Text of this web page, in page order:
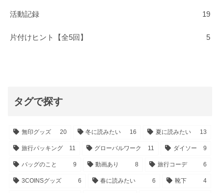
活動記録 19
片付けヒント【全5回】 5
タグで探す
無印グッズ 20 冬に読みたい 16 夏に読みたい 13
旅行パッキング 11 グローバルワーク 11 ダイソー 9
バッグのこと 9 動画あり 8 旅行コーデ 6
3COINSグッズ 6 春に読みたい 6 靴下 4